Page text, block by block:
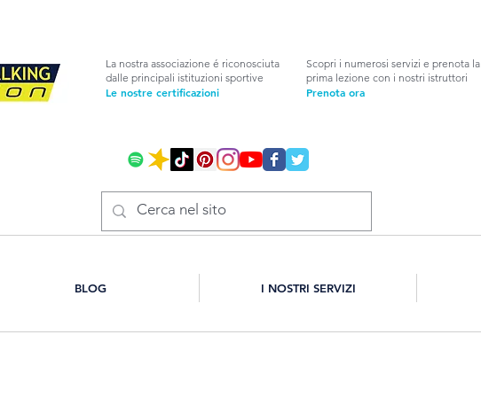
La nostra associazione é riconosciuta
dalle principali istituzioni sportive
Le nostre certificazioni
Scopri i numerosi servizi e prenota la
prima lezione con i nostri istruttori
Prenota ora
BLOG I NOSTRI SERVIZI